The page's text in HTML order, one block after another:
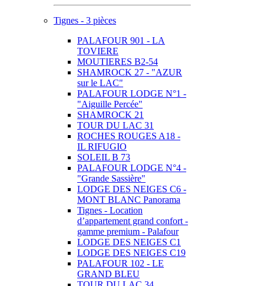
Tignes - 3 pièces
PALAFOUR 901 - LA
TOVIERE
MOUTIERES B2-54
SHAMROCK 27 - "AZUR
sur le LAC"
PALAFOUR LODGE N°1 -
"Aiguille Percée"
SHAMROCK 21
TOUR DU LAC 31
ROCHES ROUGES A18 -
IL RIFUGIO
SOLEIL B 73
PALAFOUR LODGE N°4 -
"Grande Sassière"
LODGE DES NEIGES C6 -
MONT BLANC Panorama
Tignes - Location
d’appartement grand confort -
gamme premium - Palafour
LODGE DES NEIGES C1
LODGE DES NEIGES C19
PALAFOUR 102 - LE
GRAND BLEU